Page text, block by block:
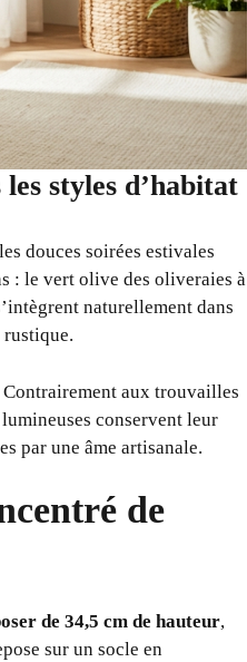
styles d’habitat
douces soirées estivales
: le vert olive des oliveraies à
naturellement dans
aux trouvailles
conservent leur
par une âme artisanale.
de
de 34,5 cm de hauteur,
sur un socle en